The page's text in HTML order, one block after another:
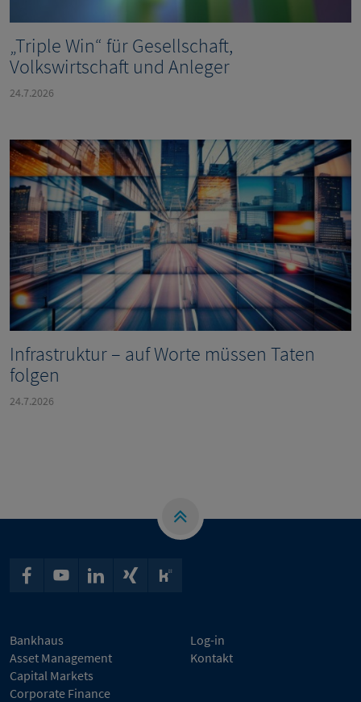
„Triple Win“ für Gesellschaft,
Volkswirtschaft und Anleger
24.7.2026
Infrastruktur – auf Worte müssen Taten
folgen
24.7.2026
Bankhaus
Asset Management
Capital Markets
Corporate Finance
Log-in
Kontakt